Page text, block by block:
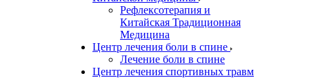
Рефлексотерапия и
Китайская Традиционная
Медицина
Центр лечения боли в спине
Лечение боли в спине
Центр лечения спортивных травм